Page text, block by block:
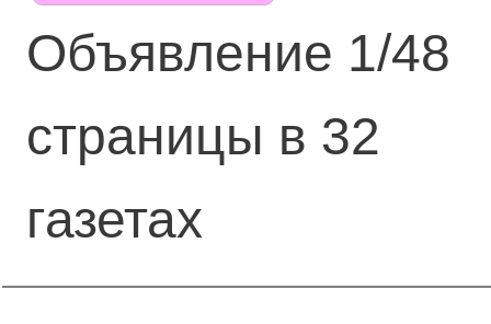
Объявление 1/48
страницы в 32
газетах